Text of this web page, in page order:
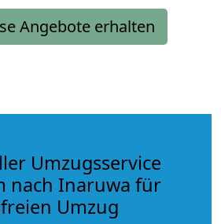
Angebote erhalten
Umzugsservice
nach Inaruwa für
Umzug